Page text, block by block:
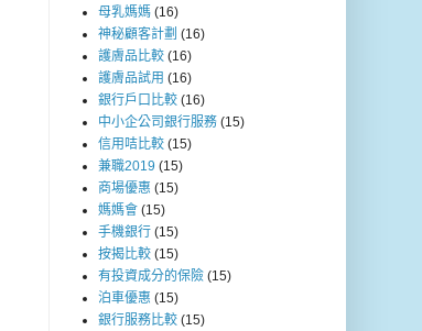
母乳媽媽 (16)
神秘顧客計劃 (16)
護膚品比較 (16)
護膚品試用 (16)
銀行戶口比較 (16)
中小企公司銀行服務 (15)
信用咭比較 (15)
兼職2019 (15)
商場優惠 (15)
媽媽會 (15)
手機銀行 (15)
按揭比較 (15)
有投資成分的保險 (15)
泊車優惠 (15)
銀行服務比較 (15)